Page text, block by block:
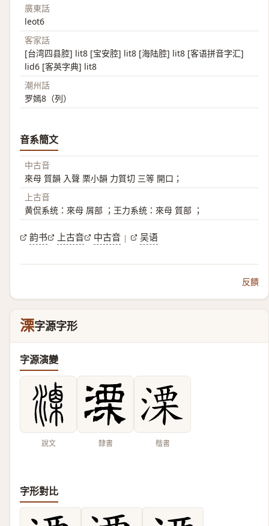
廣東話
leot6
客家話
[台湾四县腔] lit8 [宝安腔] lit8 [海陆腔] lit8 [客语拼音字汇]
lid6 [客英字典] lit8
潮州話
罗嫣8（列）
音系簡文
中古音
來母 質韻 入聲 栗小韻 力質切 三等 開口；
上古音
黄侃系统：來母 屑部 ；王力系统：來母 質部 ；
韵书 上古音 中古音 | 吴语
反饋
溧字源字形
字源演變
說文 隸書 楷書
字形對比